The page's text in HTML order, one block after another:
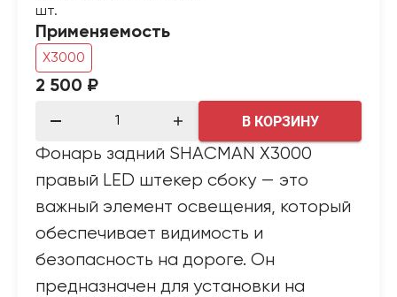
шт.
Применяемость
X3000
2 500 ₽
В КОРЗИНУ
Фонарь задний SHACMAN X3000
правый LED штекер сбоку — это
важный элемент освещения, который
обеспечивает видимость и
безопасность на дороге. Он
предназначен для установки на